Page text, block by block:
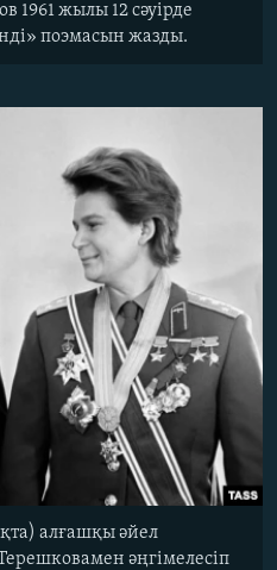
1961 жылы 12 сәуірде
поэмасын жазды.
алғашқы әйел
әңгімелесіп